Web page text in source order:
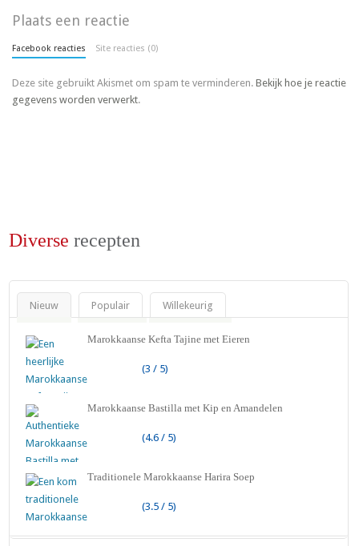
Plaats een reactie
Facebook reacties Site reacties (0)
Deze site gebruikt Akismet om spam te verminderen.Bekijk hoe je reactie
gegevens worden verwerkt.
Diverse recepten
Nieuw Populair Willekeurig
Marokkaanse Kefta Tajine met Eieren
(3 / 5)
Marokkaanse Bastilla met Kip en Amandelen
(4.6 / 5)
Traditionele Marokkaanse Harira Soep
(3.5 / 5)